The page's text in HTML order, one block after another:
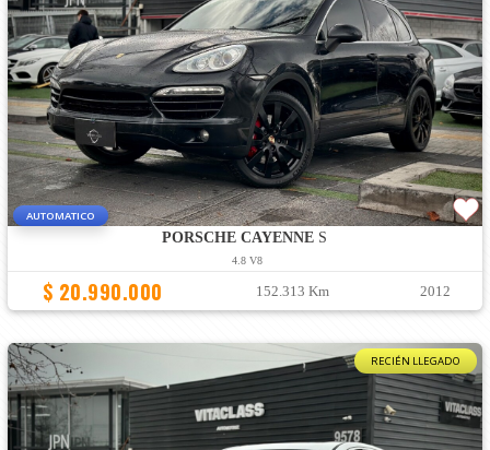
AUTOMATICO
PORSCHE CAYENNE S
4.8 V8
$ 20.990.000 152.313 Km 2012
RECIÉN LLEGADO